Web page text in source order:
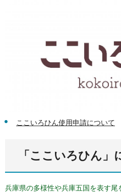
ここいろひん使用申請について
「ここいろひん」
兵庫県の多様性や兵庫五国を表す尾